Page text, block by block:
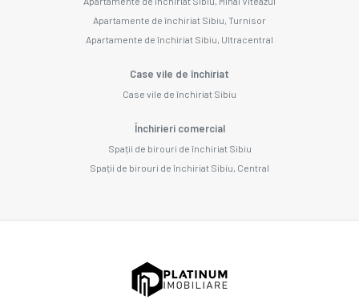
Apartamente de închiriat Sibiu, Turnisor
Apartamente de închiriat Sibiu, Ultracentral
Case vile de închiriat
Case vile de închiriat Sibiu
Închirieri comercial
Spații de birouri de închiriat Sibiu
Spații de birouri de închiriat Sibiu, Central